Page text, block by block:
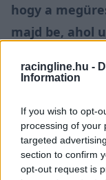
racingline.hu -
Information
If you wish to opt-
processing of your
targeted
section to confirm
opt-out request is
hogy a
majd be, ahol
50 kilométerre
Hermann
először 1999-